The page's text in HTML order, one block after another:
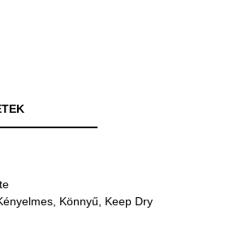
Könnyű, Keep Dry